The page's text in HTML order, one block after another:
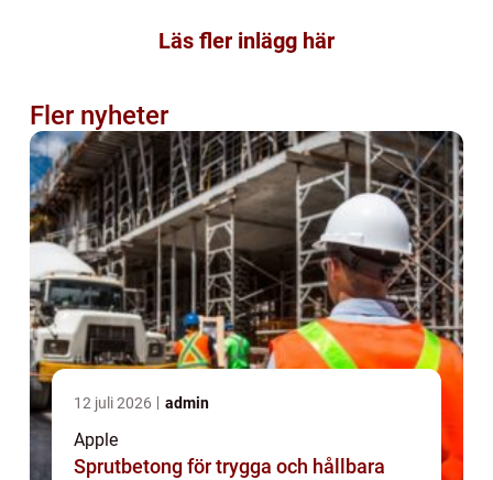
Läs fler inlägg här
Fler nyheter
12 juli 2026 admin
Apple
Sprutbetong för trygga och hållbara